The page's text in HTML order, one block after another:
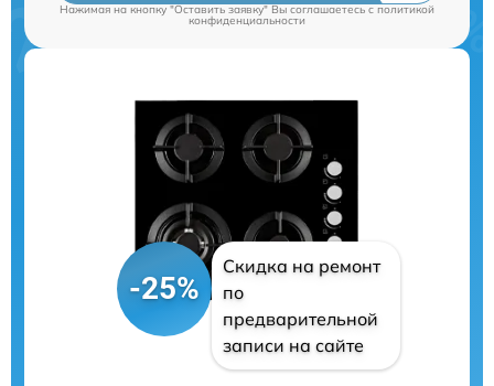
Нажимая на кнопку "Оставить заявку" Вы соглашаетесь c политикой
конфиденциальности
-25%
Скидка на ремонт
по
предварительной
записи на сайте